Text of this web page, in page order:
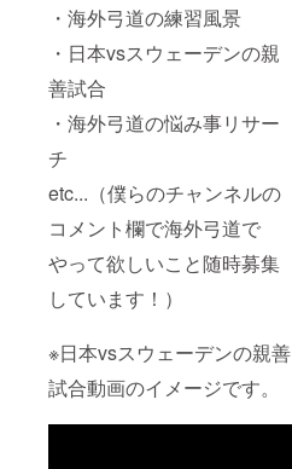
・海外弓道の練習風景
・日本vsスウェーデンの親
善試合
・海外弓道の悩み事リサー
チ
etc...（僕らのチャンネルの
コメント欄で海外弓道で
やって欲しいこと随時募集
しています！）
※日本vsスウェーデンの親善
試合動画のイメージです。